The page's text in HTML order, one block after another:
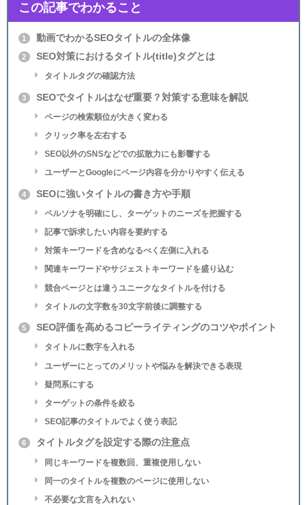
この記事でわかること
1 動画でわかるSEOタイトルの全体像
2 SEO対策におけるタイトル(title)タグとは
タイトルタグの確認方法
3 SEOでタイトルはなぜ重要？対策する意味を解説
ページの検索順位が大きく変わる
クリック率を左右する
SEO以外のSNSなどでの拡散力にも影響する
ユーザーとGoogleにページ内容を分かりやすく伝える
4 SEOに強いタイトルの書き方や手順
ペルソナを明確にし、ターゲットのニーズを把握する
記事で訴求したい内容を要約する
対策キーワードを含めなるべく左側に入れる
関連キーワードやサジェストキーワードを盛り込む
競合ページとは違うユニークなタイトルを付ける
タイトルの文字数を30文字前後に調整する
5 SEO評価を高めるコピーライティングのコツやポイント
タイトルに数字を入れる
ユーザーにとってのメリットや悩みを解決できる表現
疑問系にする
ターゲットの条件を絞る
SEO記事のタイトルでよく使う表記
6 タイトルタグを設定する際の注意点
同じキーワードを複数回、重複使用しない
同一のタイトルを複数のページに使用しない
不必要な文言を入れない